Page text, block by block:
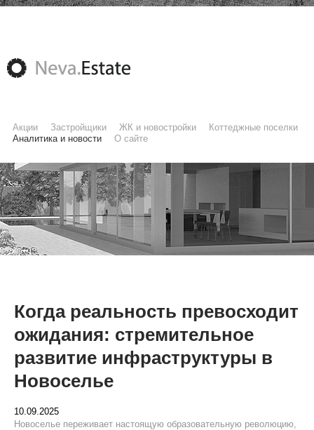
Акции Застройщики ЖК и новостройки
Коттеджные поселки
Аналитика и новости
О сайте
Когда реальность превосходит
ожидания: стремительное
развитие инфраструктуры в
Новоселье
10.09.2025
Новоселье переживает настоящую образовательную революцию,